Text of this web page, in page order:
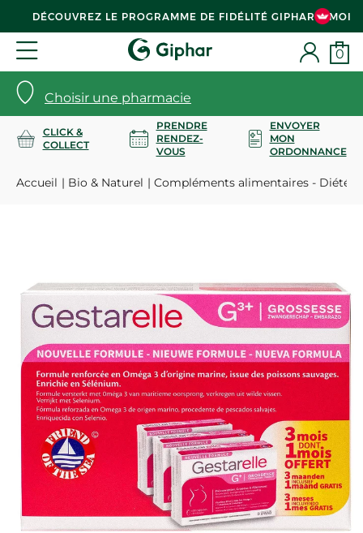
DÉCOUVREZ LE PROGRAMME DE FIDÉLITÉ GIPHAR & MOI
Choisir une pharmacie
0
CLICK &
COLLECT
PRENDRE
RENDEZ-
VOUS
ENVOYER
MON
ORDONNANCE
Accueil Bio & Naturel Compléments alimentaires -